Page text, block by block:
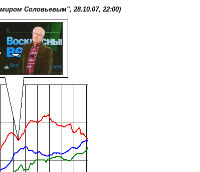
Соловьевым", 28.10.07, 22:00)